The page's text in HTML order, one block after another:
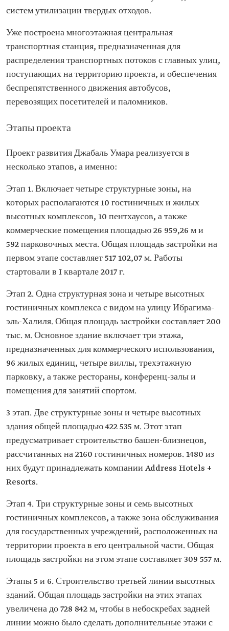
систем утилизации твердых отходов.
Уже построена многоэтажная центральная
транспортная станция, предназначенная для
распределения транспортных потоков с главных улиц,
поступающих на территорию проекта, и обеспечения
беспрепятственного движения автобусов,
перевозящих посетителей и паломников.
Этапы проекта
Проект развития Джабаль Умара реализуется в
несколько этапов, а именно:
Этап 1. Включает четыре структурные зоны, на
которых располагаются 10 гостиничных и жилых
высотных комплексов, 10 пентхаусов, а также
коммерческие помещения площадью 26 959,26 м и
592 парковочных места. Общая площадь застройки на
первом этапе составляет 517 102,07 м. Работы
стартовали в I квартале 2017 г.
Этап 2. Одна структурная зона и четыре высотных
гостиничных комплекса с видом на улицу Ибрагима-
эль-Халиля. Общая площадь застройки составляет 200
тыс. м. Основное здание включает три этажа,
предназначенных для коммерческого использования,
96 жилых единиц, четыре виллы, трехэтажную
парковку, а также рестораны, конференц-залы и
помещения для занятий спортом.
3 этап. Две структурные зоны и четыре высотных
здания общей площадью 422 535 м. Этот этап
предусматривает строительство башен-близнецов,
рассчитанных на 2160 гостиничных номеров. 1480 из
них будут принадлежать компании Address Hotels +
Resorts.
Этап 4. Три структурные зоны и семь высотных
гостиничных комплексов, а также зона обслуживания
для государственных учреждений, расположенных на
территории проекта в его центральной части. Общая
площадь застройки на этом этапе составляет 309 557 м.
Этапы 5 и 6. Строительство третьей линии высотных
зданий. Общая площадь застройки на этих этапах
увеличена до 728 842 м, чтобы в небоскребах задней
линии можно было сделать дополнительные этажи с